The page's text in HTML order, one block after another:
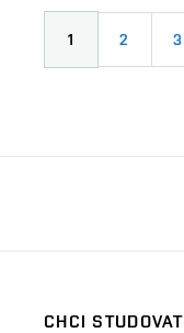
1 2 3
CHCI STUDOVAT